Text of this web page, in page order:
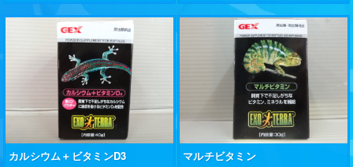
カルシウム＋ビタミンD3 マルチビタミン